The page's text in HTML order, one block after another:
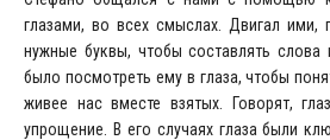
глазами, во всех смыслах. Двигал ими,
нужные буквы, чтобы составлять
было посмотреть ему в глаза, чтобы
живее нас вместе взятых. Говорят,
упрощение. В его случаях глаза были